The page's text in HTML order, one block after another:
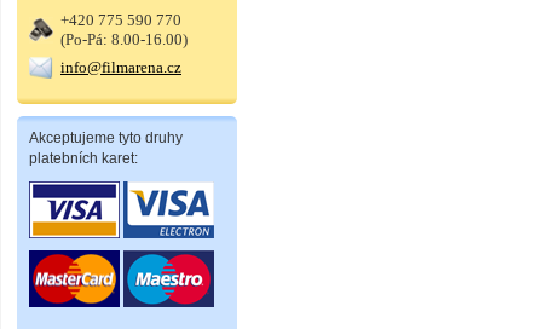
+420 775 590 770
(Po-Pá: 8.00-16.00)
info@filmarena.cz
Akceptujeme tyto druhy
platebních karet: